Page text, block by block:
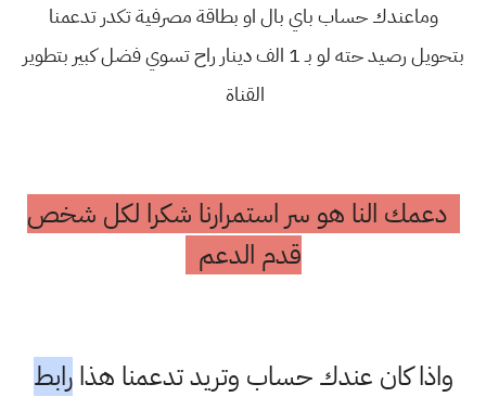
وماعندك حساب باي بال او بطاقة مصرفية تكدر تدعمنا
بتحويل رصيد حته لو بـ 1 الف دينار راح تسوي فضل كبير بتطوير
القناة
دعمك النا هو سر استمرارنا شكرا لكل شخص
قدم الدعم
واذا كان عندك حساب وتريد تدعمنا هذارابط